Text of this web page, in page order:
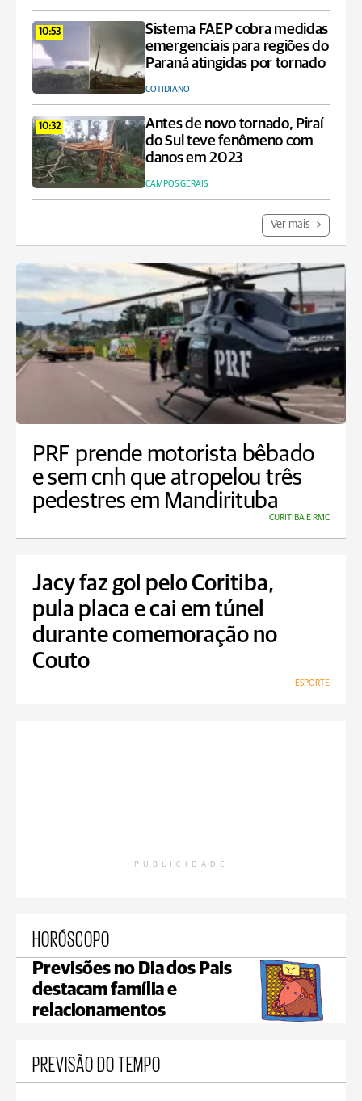
10:53
Sistema FAEP cobra medidas
emergenciais para regiões do
Paraná atingidas por tornado
COTIDIANO
10:32
Antes de novo tornado, Piraí
do Sul teve fenômeno com
danos em 2023
CAMPOS GERAIS
Ver mais
PRF prende motorista bêbado
e sem cnh que atropelou três
pedestres em Mandirituba
CURITIBA E RMC
Jacy faz gol pelo Coritiba,
pula placa e cai em túnel
durante comemoração no
Couto
ESPORTE
PUBLICIDADE
HORÓSCOPO
Previsões no Dia dos Pais
destacam família e
relacionamentos
PREVISÃO DO TEMPO